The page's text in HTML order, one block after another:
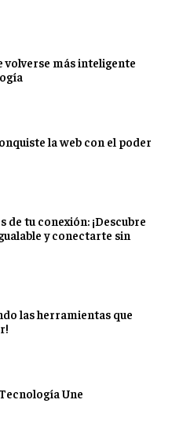
volverse más inteligente
la web con el poder
tu conexión: ¡Descubre
y conectarte sin
las herramientas que
Une